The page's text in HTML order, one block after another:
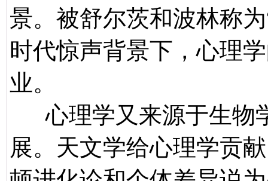
景。被舒尔茨和波林称
时代惊声背景下，心理
业。
心理学又来源于生物
展。天文学给心理学贡